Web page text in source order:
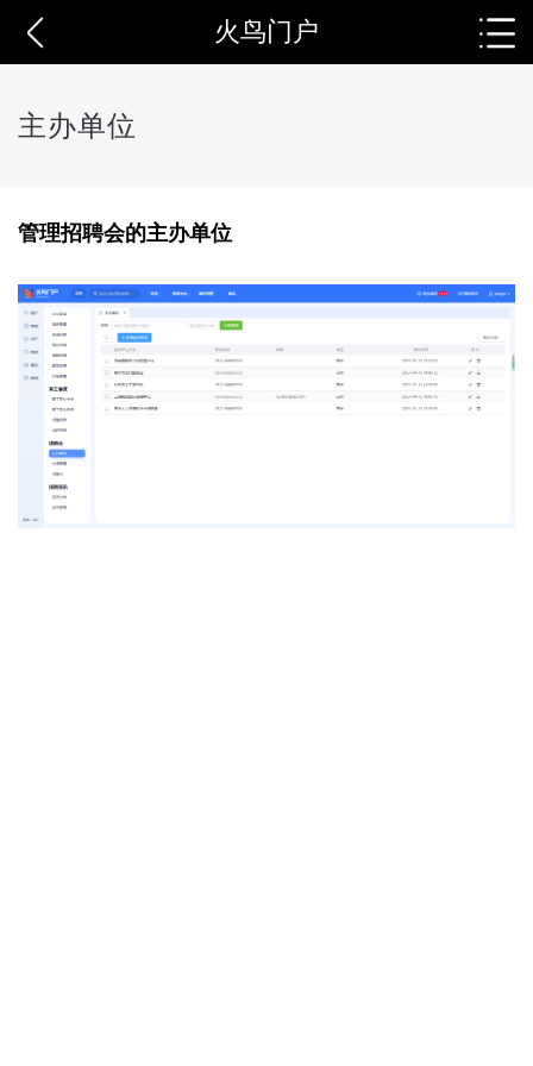
火鸟门户
主办单位
管理招聘会的主办单位